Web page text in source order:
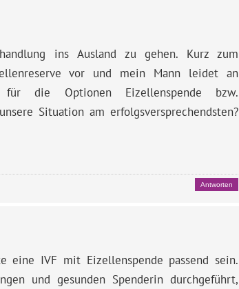
ins Ausland zu gehen. Kurz zum
vor und mein Mann leidet an
für die Optionen Eizellenspende bzw.
Situation am erfolgsversprechendsten?
Antworten
eine IVF mit Eizellenspende passend sein.
und gesunden Spenderin durchgeführt,